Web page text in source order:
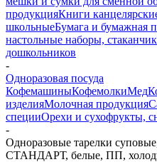
продукцияКниги
школьныеБумага и бумажная
настольные наборы,
дошкольников
-
Одноразовая посуда
КофемашиныКофемолкиМед
изделияМолочная продукция
специиОрехи и сухофрукты,
-
Одноразовые тарелки
СТАНДАРТ, белые, ПП,